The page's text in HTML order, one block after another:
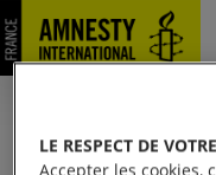
LE RESPECT DE
Accepter les cookies,